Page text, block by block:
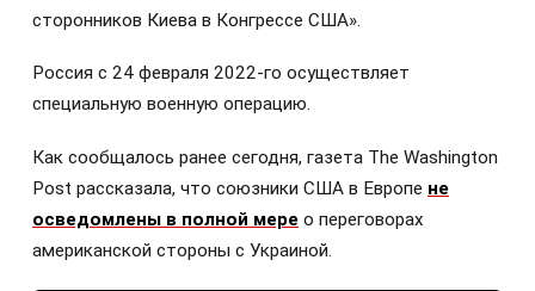
сторонников Киева в Конгрессе США».
Россия с 24 февраля 2022-го осуществляет
специальную военную операцию.
Как сообщалось ранее сегодня, газета The Washington
Post рассказала, что союзники США в Европе не
осведомлены в полной мере о переговорах
американской стороны с Украиной.